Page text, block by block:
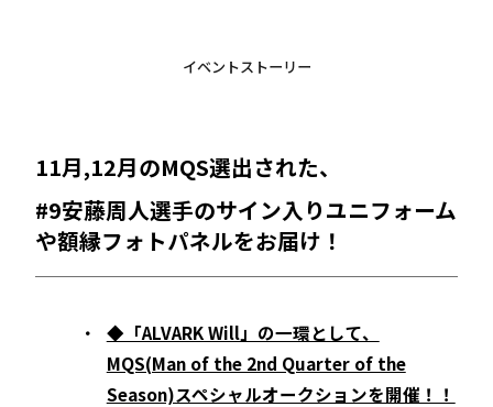
イベントストーリー
11月,12月のMQS選出された、
#9安藤周人選手のサイン入りユニフォーム
や額縁フォトパネルをお届け！
◆「ALVARK Will」の一環として、
MQS(Man of the 2nd Quarter of the
Season)スペシャルオークションを開催！！